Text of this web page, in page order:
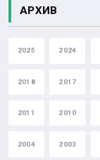
АРХИВ
2025 2024
2018 2017
2011 2010
2004 2003